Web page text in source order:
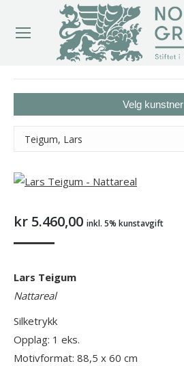
Velg kunstner
kr 5.460,00 inkl. 5% kunstavgift
Lars Teigum
Nattareal
Silketrykk
Opplag: 1 eks.
Motivformat: 88,5 x 60 cm